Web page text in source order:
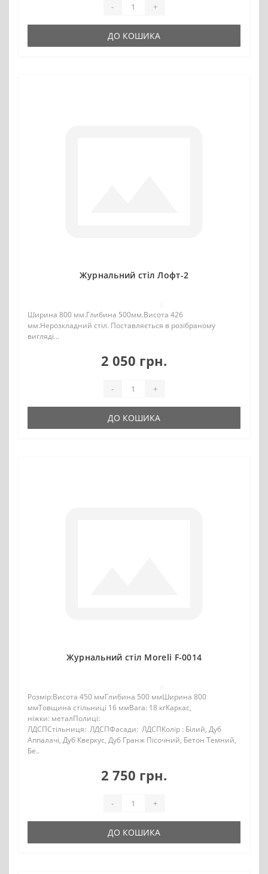
- +
ДО КОШИКА
Журнальний стіл Лофт-2
Ширина 800 мм.Глибина 500мм.Висота 426
мм.Нерозкладний стіл. Поставляється в розібраному
вигляді...
2 050 грн.
- +
ДО КОШИКА
Журнальний стіл Moreli F-0014
Розмір:Висота 450 ммГлибина 500 ммШирина 800
ммТовщина стільниці 16 ммВага: 18 кгКаркас,
ніжки: металПолиці:
ЛДСПСтільниця: ЛДСПФасади: ЛДСПКолір : Білий, Дуб
Аппалачі, Дуб Кверкус, Дуб Гранж Пісочний, Бетон Темний,
Бе..
2 750 грн.
- +
ДО КОШИКА